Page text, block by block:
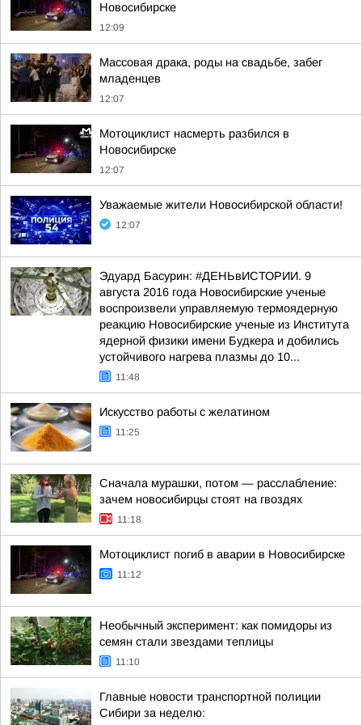
Новосибирске
12:09
Массовая драка, роды на свадьбе, забег
младенцев
12:07
Мотоциклист насмерть разбился в
Новосибирске
12:07
Уважаемые жители Новосибирской области!
12:07
Эдуард Басурин: #ДЕНЬвИСТОРИИ. 9
августа 2016 года Новосибирские ученые
воспроизвели управляемую термоядерную
реакцию Новосибирские ученые из Института
ядерной физики имени Будкера и добились
устойчивого нагрева плазмы до 10...
11:48
Искусство работы с желатином
11:25
Сначала мурашки, потом — расслабление:
зачем новосибирцы стоят на гвоздях
11:18
Мотоциклист погиб в аварии в Новосибирске
11:12
Необычный эксперимент: как помидоры из
семян стали звездами теплицы
11:10
Главные новости транспортной полиции
Сибири за неделю: